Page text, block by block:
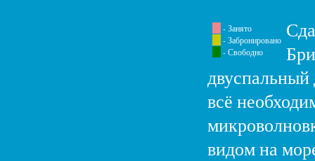
- Занято
- Забронировано
- Свободно
двуспальный
всё
видом на